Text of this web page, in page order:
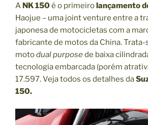
L
I
E
N
A
Ç
Ã
I
A NK 150é o primeirolançamento
Haojue – uma joint venture entre a
japonesa de motocicletas com a
fabricante de motos da China. Trata-
motodual purposede baixa
tecnologia embarcada (porém
17.597. Veja todos os detalhes da
150.